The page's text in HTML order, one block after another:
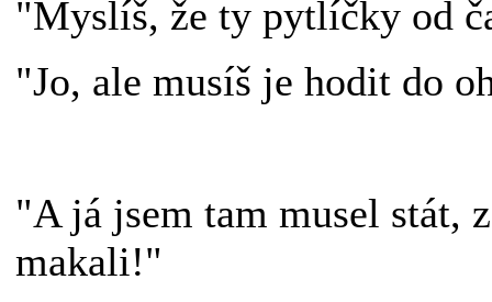
"Myslíš, že ty pytlíčky od
"Jo, ale musíš je hodit do
"A já jsem tam musel stát,
makali!"